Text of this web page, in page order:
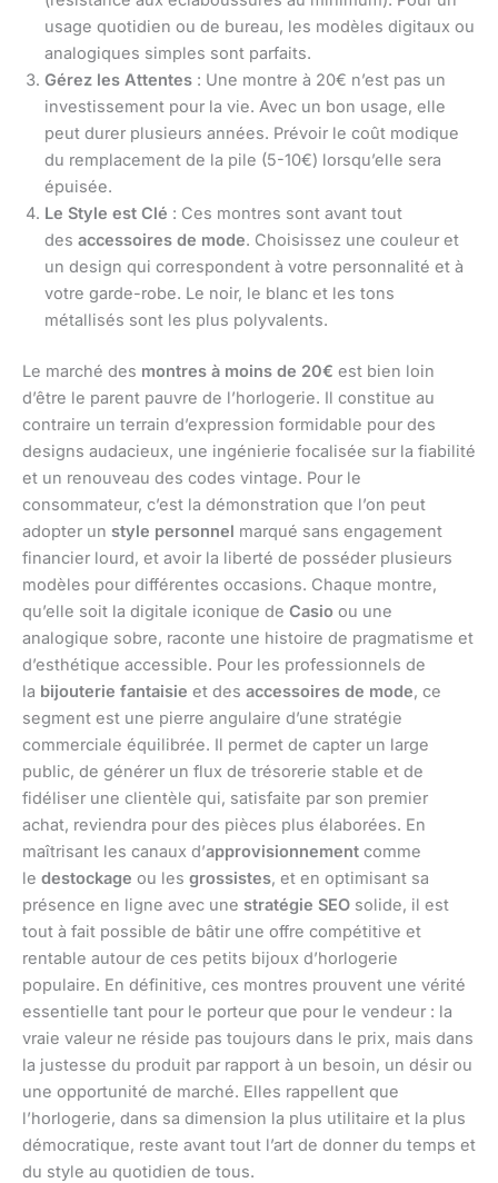
usage quotidien ou de bureau, les modèles digitaux ou
analogiques simples sont parfaits.
Gérez les Attentes : Une montre à 20€ n’est pas un
investissement pour la vie. Avec un bon usage, elle
peut durer plusieurs années. Prévoir le coût modique
du remplacement de la pile (5-10€) lorsqu’elle sera
épuisée.
Le Style est Clé : Ces montres sont avant tout
des accessoires de mode. Choisissez une couleur et
un design qui correspondent à votre personnalité et à
votre garde-robe. Le noir, le blanc et les tons
métallisés sont les plus polyvalents.
Le marché des montres à moins de 20€ est bien loin
d’être le parent pauvre de l’horlogerie. Il constitue au
contraire un terrain d’expression formidable pour des
designs audacieux, une ingénierie focalisée sur la fiabilité
et un renouveau des codes vintage. Pour le
consommateur, c’est la démonstration que l’on peut
adopter un style personnel marqué sans engagement
financier lourd, et avoir la liberté de posséder plusieurs
modèles pour différentes occasions. Chaque montre,
qu’elle soit la digitale iconique de Casio ou une
analogique sobre, raconte une histoire de pragmatisme et
d’esthétique accessible. Pour les professionnels de
la bijouterie fantaisie et des accessoires de mode, ce
segment est une pierre angulaire d’une stratégie
commerciale équilibrée. Il permet de capter un large
public, de générer un flux de trésorerie stable et de
fidéliser une clientèle qui, satisfaite par son premier
achat, reviendra pour des pièces plus élaborées. En
maîtrisant les canaux d’approvisionnement comme
le destockage ou les grossistes, et en optimisant sa
présence en ligne avec une stratégie SEO solide, il est
tout à fait possible de bâtir une offre compétitive et
rentable autour de ces petits bijoux d’horlogerie
populaire. En définitive, ces montres prouvent une vérité
essentielle tant pour le porteur que pour le vendeur : la
vraie valeur ne réside pas toujours dans le prix, mais dans
la justesse du produit par rapport à un besoin, un désir ou
une opportunité de marché. Elles rappellent que
l’horlogerie, dans sa dimension la plus utilitaire et la plus
démocratique, reste avant tout l’art de donner du temps et
du style au quotidien de tous.